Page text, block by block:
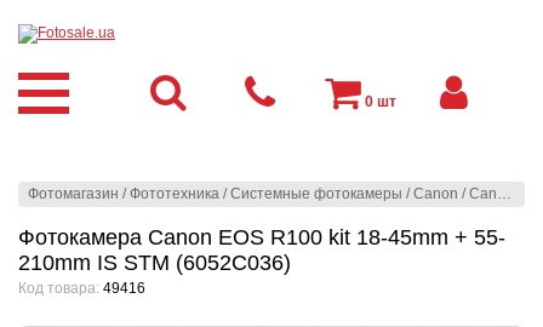
Фотомагазин /Фототехника /Системные фотокамеры /Canon /Canon
Фотокамера Canon EOS R100 kit 18-45mm + 55-
210mm IS STM (6052C036)
Код товара: 49416
0 шт